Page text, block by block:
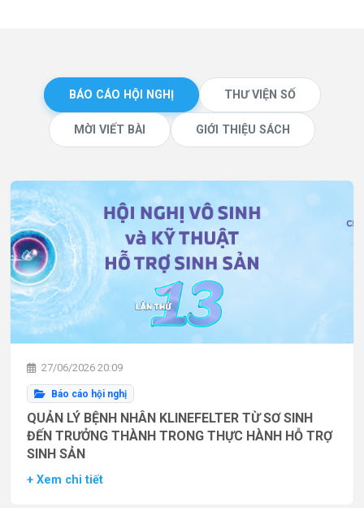
BÁO CÁO HỘI NGHỊ THƯ VIỆN SỐ
MỜI VIẾT BÀI GIỚI THIỆU SÁCH
27/06/2026 20:09
Báo cáo hội nghị
QUẢN LÝ BỆNH NHÂN KLINEFELTER TỪ SƠ SINH
ĐẾN TRƯỞNG THÀNH TRONG THỰC HÀNH HỖ TRỢ
SINH SẢN
+ Xem chi tiết